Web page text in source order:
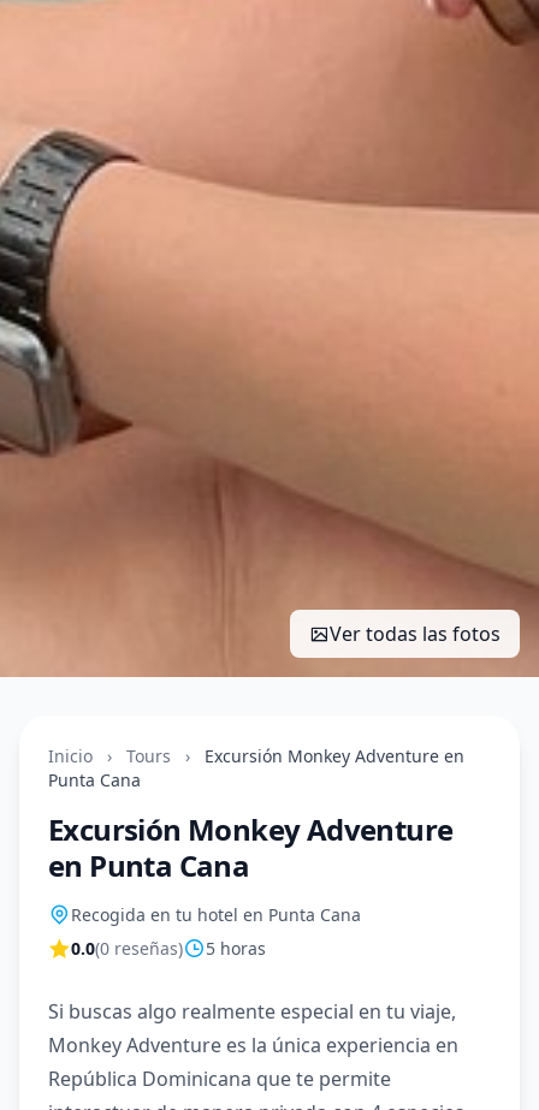
Ver todas las fotos
Inicio › Tours ›
Excursión Monkey Adventure en
Punta Cana
Excursión Monkey Adventure
en Punta Cana
Recogida en tu hotel en Punta Cana
0.0(0 reseñas) 5 horas
Si buscas algo realmente especial en tu viaje,
Monkey Adventure es la única experiencia en
República Dominicana que te permite